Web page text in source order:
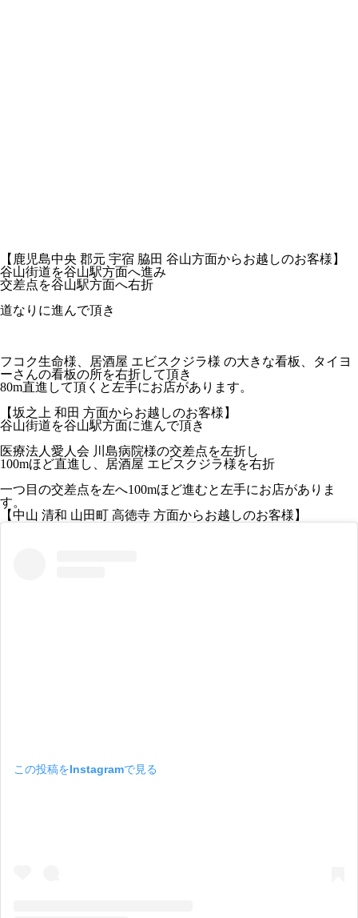
【鹿児島中央 郡元 宇宿 脇田 谷山方面からお越しのお客様】
谷山街道を谷山駅方面へ進み
交差点を谷山駅方面へ右折
道なりに進んで頂き
フコク生命様、 居酒屋 エビスクジラ様 の大きな看板、タイヨ
ーさんの看板の所を右折して頂き
80m直進して頂くと左手にお店があります。
【坂之上 和田 方面からお越しのお客様】
谷山街道を谷山駅方面に進んで頂き
医療法人愛人会 川島病院様の交差点を左折し
100mほど直進 し、
居酒屋 エビスクジラ様を右折
一つ目の交差点を左へ100mほど進むと左手にお店がありま
す。
【中山 清和 山田町 高徳寺 方面からお越しのお客様】
この投稿をInstagramで見る